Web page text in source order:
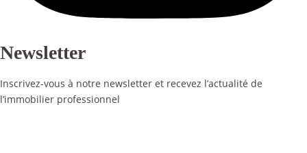
Newsletter
Inscrivez-vous à notre newsletter et recevez l’actualité de
l’immobilier professionnel